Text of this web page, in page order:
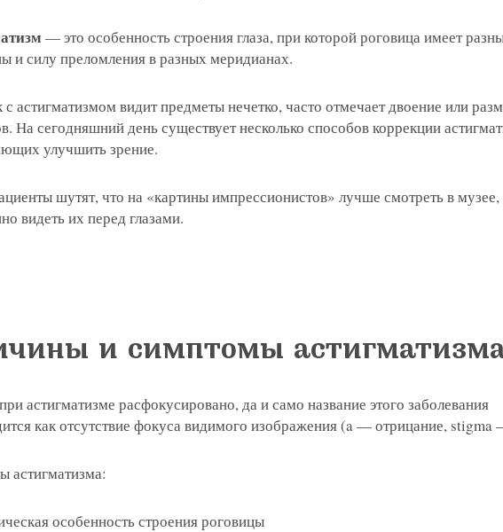
— это особенность строения глаза, при которой роговица имеет
и силу преломления в разных меридианах.
с астигматизмом видит предметы нечетко, часто отмечает двоение или
На сегодняшний день существует несколько способов коррекции
улучшить зрение.
шутят, что на «картины импрессионистов» лучше смотреть в музее,
видеть их перед глазами.
и симптомы
астигматизме расфокусировано, да и само название этого заболевания
как отсутствие фокуса видимого изображения (a — отрицание, stigma
астигматизма:
особенность строения роговицы